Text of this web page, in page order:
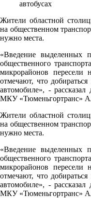
Жители областной
на общественном
нужно места.
«Введение выделенных
общественного
микрорайонов
отмечают, что
автомобиле», -
МКУ «Тюменьгортранс»
Жители областной
на общественном
нужно места.
«Введение выделенных
общественного
микрорайонов
отмечают, что
автомобиле», -
МКУ «Тюменьгортранс»